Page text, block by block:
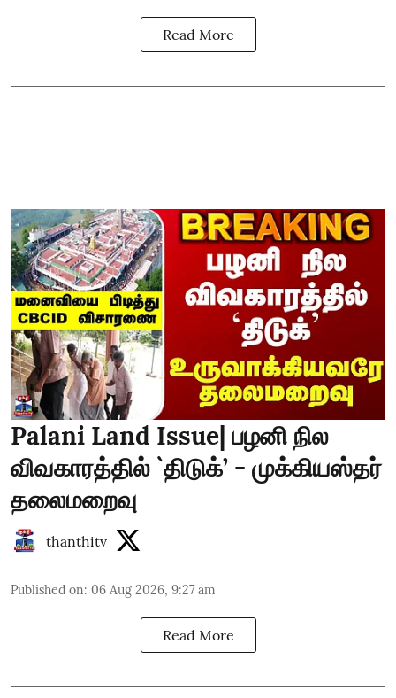
Read More
Palani Land Issue| பழனி நில
விவகாரத்தில் `திடுக்’ - முக்கியஸ்தர்
தலைமறைவு
thanthitv
Published on: 06 Aug 2026, 9:27 am
Read More